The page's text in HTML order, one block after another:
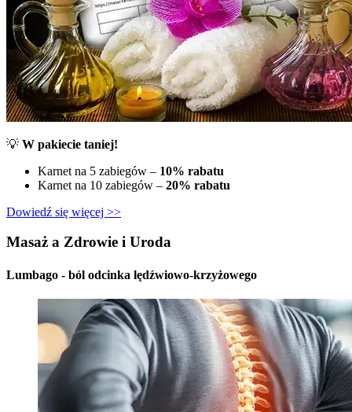
💡 W pakiecie taniej!
Karnet na 5 zabiegów – 10% rabatu
Karnet na 10 zabiegów – 20% rabatu
Dowiedź się więcej >>
Masaż a Zdrowie i Uroda
Lumbago - ból odcinka lędźwiowo-krzyżowego